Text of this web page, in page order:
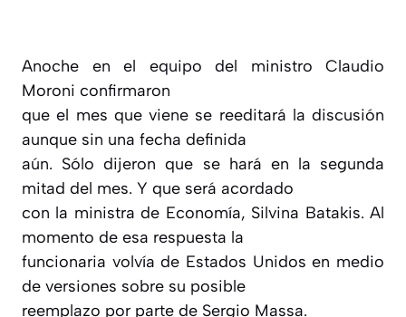
Anoche en el equipo del ministro Claudio
Moroni confirmaron
que el mes que viene se reeditará la discusión
aunque sin una fecha definida
aún. Sólo dijeron que se hará en la segunda
mitad del mes. Y que será acordado
con la ministra de Economía, Silvina Batakis. Al
momento de esa respuesta la
funcionaria volvía de Estados Unidos en medio
de versiones sobre su posible
reemplazo por parte de Sergio Massa.